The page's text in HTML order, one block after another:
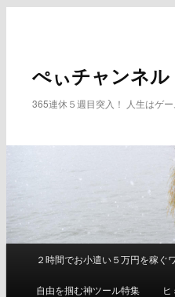
へ
動
ぺぃチャンネル
365連休５週目突入！ 人生はゲ
２時間でお小遣い５万円を稼ぐ
自由を掴む神ツール特集 ヒ